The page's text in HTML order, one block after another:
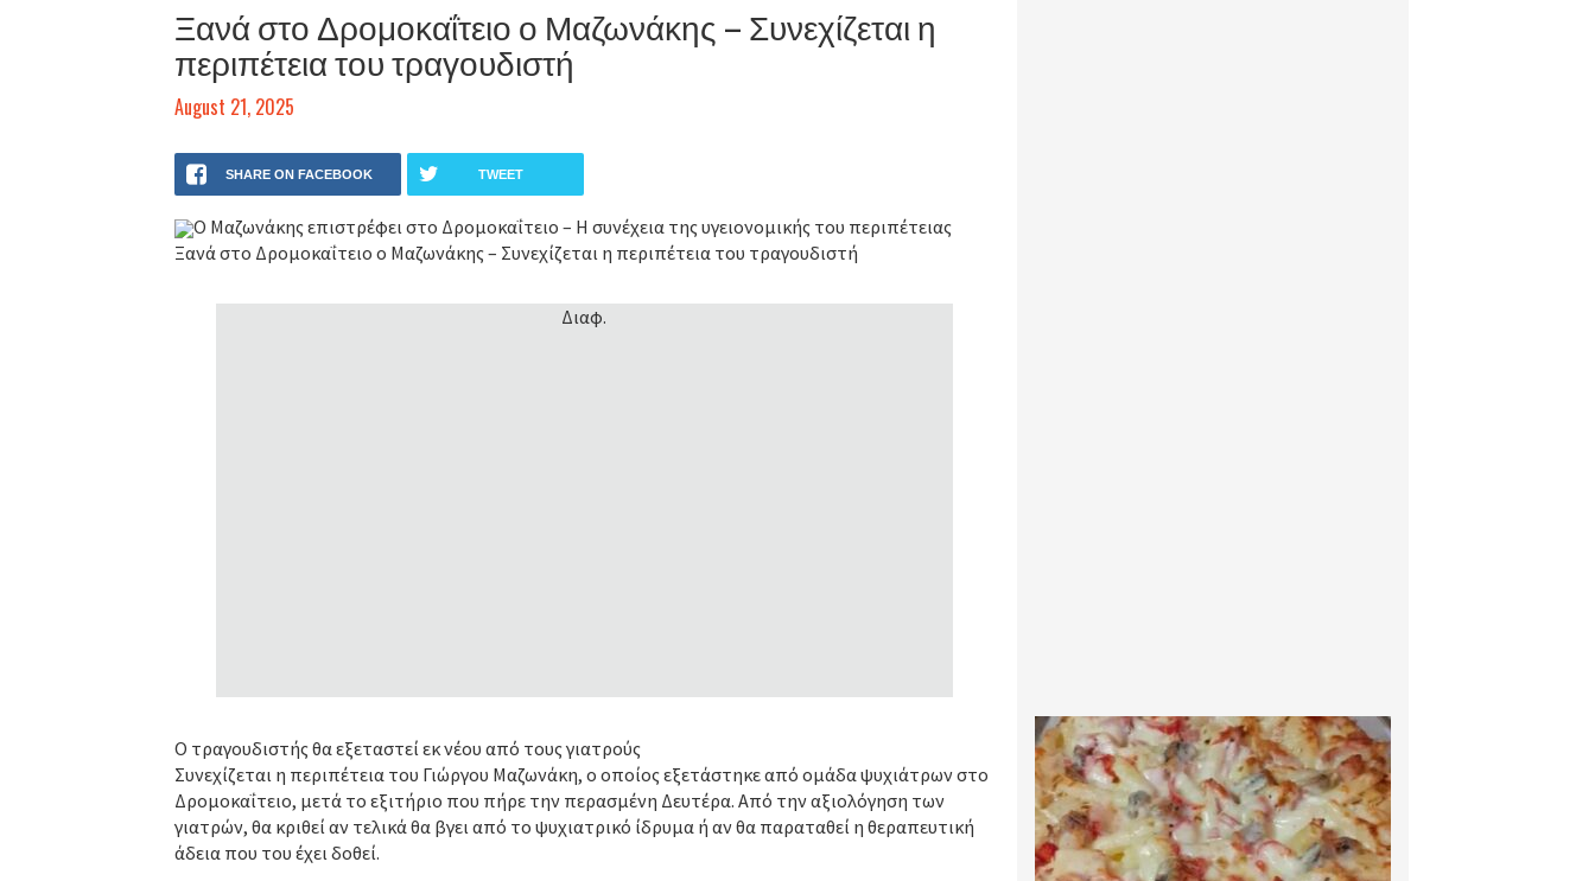
Ξανά στο Δρομοκαΐτειο ο Μαζωνάκης – Συνεχίζεται η
περιπέτεια του τραγουδιστή
August 21, 2025
SHARE ON FACEBOOK TWEET
Ο Μαζωνάκης επιστρέφει στο Δρομοκαΐτειο – Η συνέχεια της υγειονομικής του περιπέτειας
Ξανά στο Δρομοκαΐτειο ο Μαζωνάκης – Συνεχίζεται η περιπέτεια του τραγουδιστή
Διαφ.
Ο τραγουδιστής θα εξεταστεί εκ νέου από τους γιατρούς
Συνεχίζεται η περιπέτεια του Γιώργου Μαζωνάκη, ο οποίος εξετάστηκε από ομάδα ψυχιάτρων στο
Δρομοκαΐτειο, μετά το εξιτήριο που πήρε την περασμένη Δευτέρα. Από την αξιολόγηση των
γιατρών, θα κριθεί αν τελικά θα βγει από το ψυχιατρικό ίδρυμα ή αν θα παραταθεί η θεραπευτική
άδεια που του έχει δοθεί.